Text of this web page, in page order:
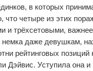
в которых
что четыре из этих
и трёхсетовыми, важнее
немка даже девушкам,
рейтинговых позиций
Дэйвис. Уступила она и